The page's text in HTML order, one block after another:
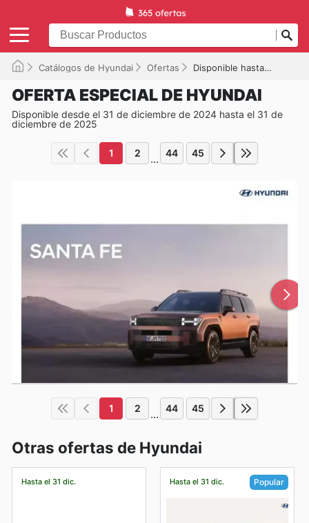
Catálogos de Hyundai Ofertas Disponible hasta el 31/12/2025
OFERTA ESPECIAL DE HYUNDAI
Disponible desde el 31 de diciembre de 2024 hasta el 31 de
diciembre de 2025
1 2 ... 44 45
1 2 ... 44 45
Otras ofertas de Hyundai
Hasta el 31 dic. Hasta el 31 dic. Popular